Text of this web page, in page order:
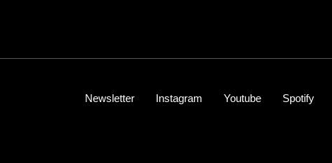
Newsletter Instagram Youtube Spotify